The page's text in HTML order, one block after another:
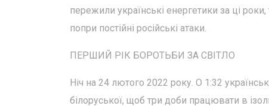
пережили українські енергетики за ці
попри постійні російські атаки.
ПЕРШИЙ РІК БОРОТЬБИ ЗА СВІТЛО
Ніч на 24 лютого 2022 року. О 1:32
білоруської, щоб три доби працювати в